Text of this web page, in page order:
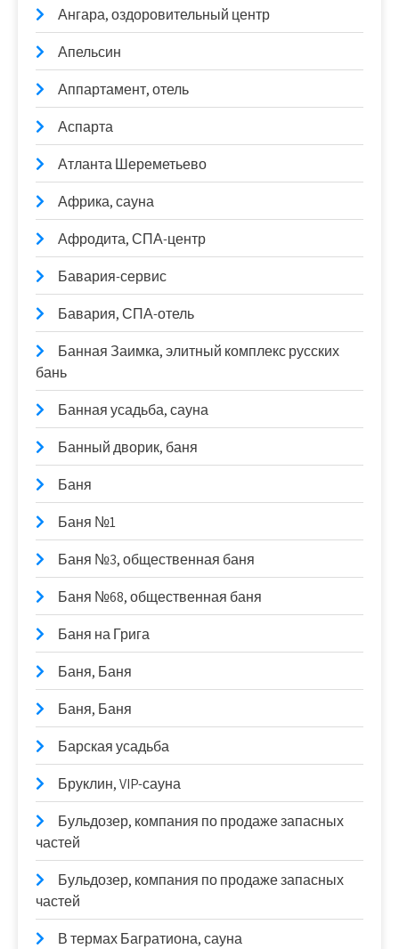
Ангара, оздоровительный центр
Апельсин
Аппартамент, отель
Аспарта
Атланта Шереметьево
Африка, сауна
Афродита, СПА-центр
Бавария-сервис
Бавария, СПА-отель
Банная Заимка, элитный комплекс русских
бань
Банная усадьба, сауна
Банный дворик, баня
Баня
Баня №1
Баня №3, общественная баня
Баня №68, общественная баня
Баня на Грига
Баня, Баня
Баня, Баня
Барская усадьба
Бруклин, VIP-сауна
Бульдозер, компания по продаже запасных
частей
Бульдозер, компания по продаже запасных
частей
В термах Багратиона, сауна